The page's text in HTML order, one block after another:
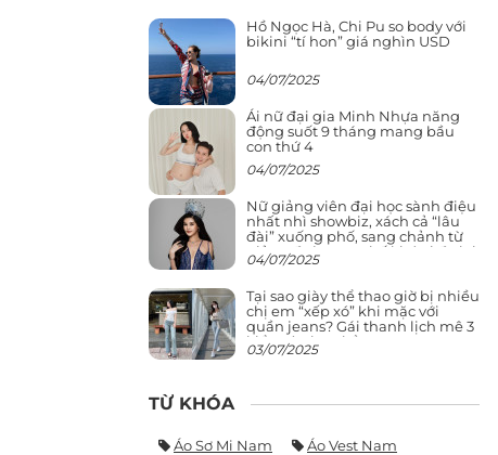
Hồ Ngọc Hà, Chi Pu so body với
bikini “tí hon” giá nghìn USD
04/07/2025
Ái nữ đại gia Minh Nhựa năng
động suốt 9 tháng mang bầu
con thứ 4
04/07/2025
Nữ giảng viên đại học sành điệu
nhất nhì showbiz, xách cả “lâu
đài” xuống phố, sang chảnh từ
giảng đường ra phố khó ai đọ lại
04/07/2025
Tại sao giày thể thao giờ bị nhiều
chị em “xếp xó” khi mặc với
quần jeans? Gái thanh lịch mê 3
kiểu này hơn hẳn
03/07/2025
TỪ KHÓA
Áo Sơ Mi Nam
Áo Vest Nam